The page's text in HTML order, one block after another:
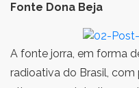
Fonte Dona Beja
A fonte jorra, em forma
radioativa do Brasil,